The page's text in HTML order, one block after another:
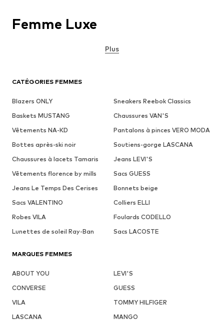
CATÉGORIES FEMMES
Blazers ONLY
Sneakers Reebok Classics
Baskets MUSTANG
Chaussures VAN'S
Vêtements NA-KD
Pantalons à pinces VERO MODA
Bottes après-ski noir
Soutiens-gorge LASCANA
Chaussures à lacets Tamaris
Jeans LEVI'S
Vêtements florence by mills
Sacs GUESS
Jeans Le Temps Des Cerises
Bonnets beige
Sacs VALENTINO
Colliers ELLI
Robes VILA
Foulards CODELLO
Lunettes de soleil Ray-Ban
Sacs LACOSTE
MARQUES FEMMES
ABOUT YOU
LEVI'S
CONVERSE
GUESS
VILA
TOMMY HILFIGER
LASCANA
MANGO
Femme Luxe
Plus